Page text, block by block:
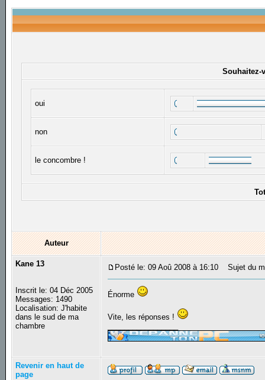
Souhaitez-
oui
non
le concombre !
Auteur
Kane 13
Inscrit le: 04 Déc 2005
Messages: 1490
Localisation: J'habite
dans le sud de ma
chambre
Posté le: 09 Aoû 2008 à 16:10 Sujet du
Énorme
Vite, les réponses !
Revenir en haut de
page